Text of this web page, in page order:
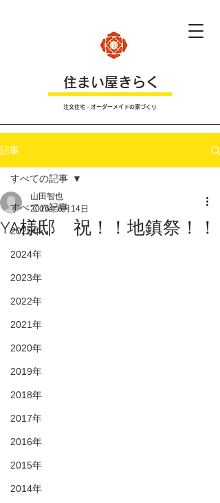
​住まい屋きらく
注文住宅・オーダーメイドの家づくり
記事
すべての記事
2025年
2024年
2023年
2022年
2021年
2020年
2019年
2018年
2017年
2016年
2015年
2014年
すべての記事
YA様邸 祝！！地鎮祭！！
山田智也
2016年6月14日